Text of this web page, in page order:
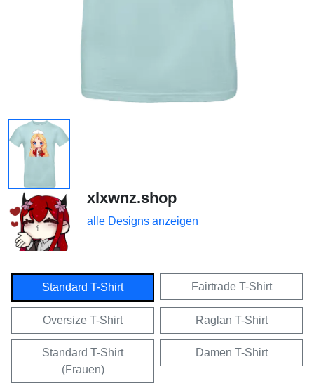
xlxwnz.shop
alle Designs anzeigen
Standard T-Shirt Fairtrade T-Shirt
Oversize T-Shirt Raglan T-Shirt
Standard T-Shirt
(Frauen)
Damen T-Shirt